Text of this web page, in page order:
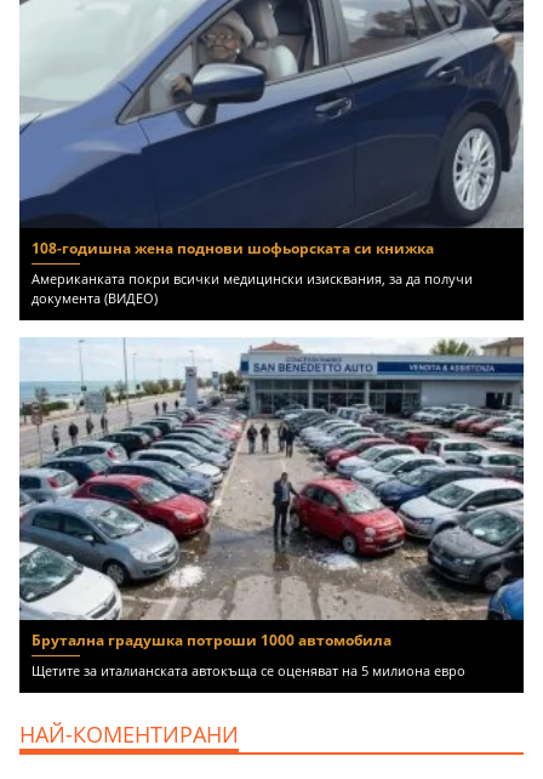
108-годишна жена поднови шофьорската си книжка
Американката покри всички медицински изисквания, за да получи
документа (ВИДЕО)
Брутална градушка потроши 1000 автомобила
Щетите за италианската автокъща се оценяват на 5 милиона евро
НАЙ-КОМЕНТИРАНИ